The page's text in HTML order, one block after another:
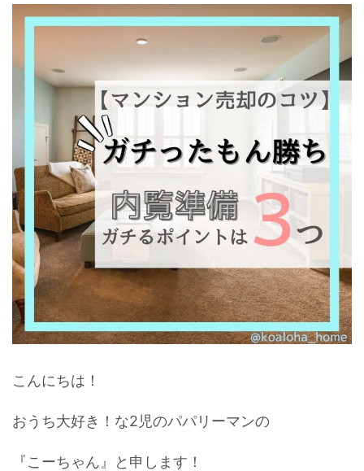
こんにちは！
おうち大好き！な2児のパパリーマンの
『こーちゃん』と申します！